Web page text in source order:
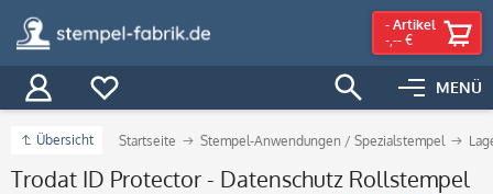
MENÜ
- Artikel
-,-- €
Übersicht Startseite Stempel-Anwendungen / Spezialstempel
Trodat ID Protector - Datenschutz Rollstempel